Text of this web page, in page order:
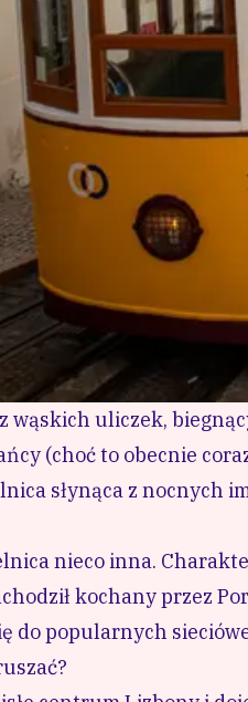
wąskich uliczek,
(choć to obecnie
słynąca z nocnych
nieco inna.
kochany przez
do popularnych